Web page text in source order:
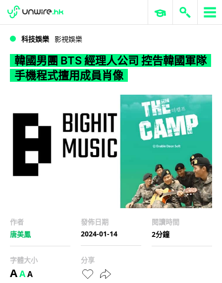
WWDC 2026 ERP 與商業 AI
科技娛樂 影視娛樂
韓國男團 BTS 經理人公司 控告韓國軍隊
手機程式擅用成員肖像
作者
唐美鳳
發佈日期
2024-01-14
閱讀時間
2分鐘
字體大小
AAA
分享